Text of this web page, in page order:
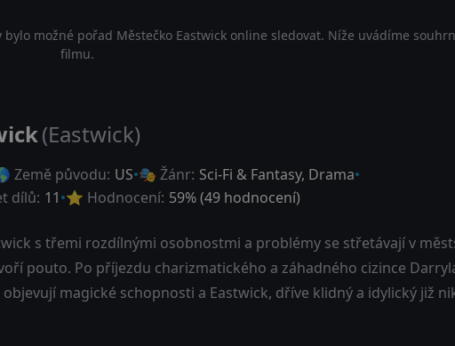
možné pořad Městečko Eastwick online sledovat. Níže uvádíme
filmu.
(Eastwick)
Země původu: US 🎭 Žánr: Sci-Fi & Fantasy, Drama
dílů: 11 ⭐ Hodnocení: 59% (49 hodnocení)
s třemi rozdílnými osobnostmi a problémy se střetávají v
pouto. Po příjezdu charizmatického a záhadného cizince
magické schopnosti a Eastwick, dříve klidný a idylický již